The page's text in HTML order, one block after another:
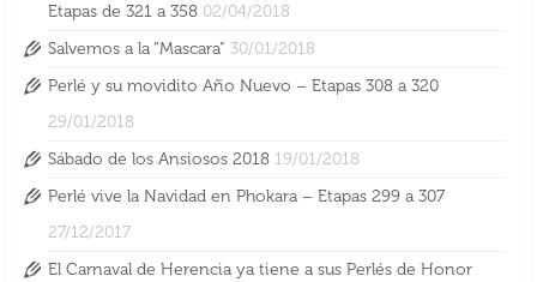
Etapas de 321 a 358 02/04/2018
Salvemos a la “Mascara” 30/01/2018
Perlé y su movidito Año Nuevo – Etapas 308 a 320
29/01/2018
Sábado de los Ansiosos 2018 19/01/2018
Perlé vive la Navidad en Phokara – Etapas 299 a 307
27/12/2017
El Carnaval de Herencia ya tiene a sus Perlés de Honor